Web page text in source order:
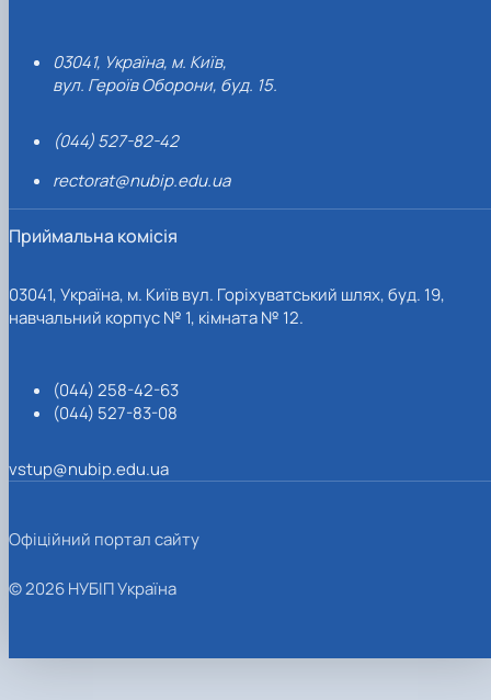
03041, Україна, м. Київ,
вул. Героїв Оборони, буд. 15.
(044) 527-82-42
rectorat@nubip.edu.ua
Приймальна комісія
03041, Україна, м. Київ вул. Горіхуватський шлях, буд. 19,
навчальний корпус № 1, кімната № 12.
(044) 258-42-63
(044) 527-83-08
vstup@nubip.edu.ua
Офіційний портал сайту
© 2026 НУБІП Україна